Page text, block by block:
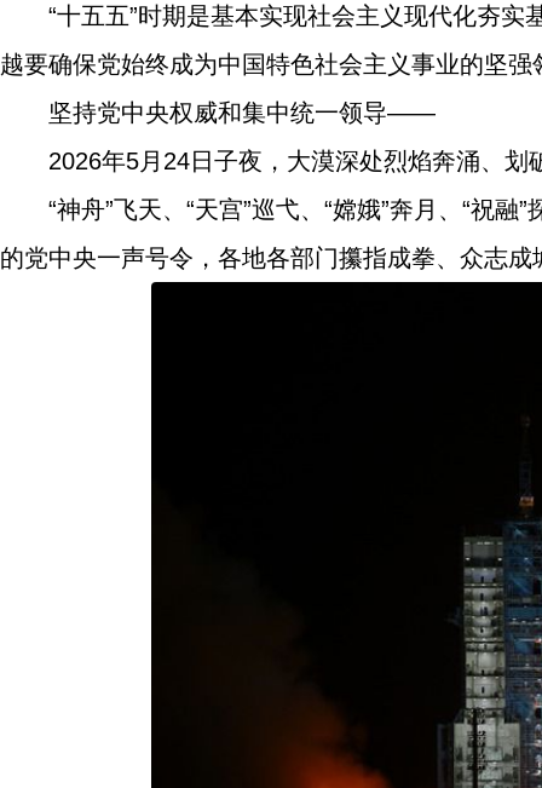
“十五五”时期是基本实现社会主义现代化夯
越要确保党始终成为中国特色社会主义事业的坚强
坚持党中央权威和集中统一领导——
2026年5月24日子夜，大漠深处烈焰奔涌、
“神舟”飞天、“天宫”巡弋、“嫦娥”奔月、“祝
的党中央一声号令，各地各部门攥指成拳、众志